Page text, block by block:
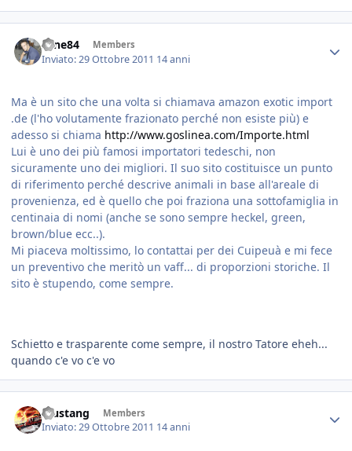
sane84 Members
Inviato:29 Ottobre 2011 14 anni
Ma è un sito che una volta si chiamava amazon exotic import
.de (l'ho volutamente frazionato perché non esiste più) e
adesso si chiama http://www.goslinea.com/Importe.html
Lui è uno dei più famosi importatori tedeschi, non
sicuramente uno dei migliori. Il suo sito costituisce un punto
di riferimento perché descrive animali in base all'areale di
provenienza, ed è quello che poi fraziona una sottofamiglia in
centinaia di nomi (anche se sono sempre heckel, green,
brown/blue ecc..).
Mi piaceva moltissimo, lo contattai per dei Cuipeuà e mi fece
un preventivo che meritò un vaff... di proporzioni storiche. Il
sito è stupendo, come sempre.
Schietto e trasparente come sempre, il nostro Tatore eheh...
quando c'e vo c'e vo
Mustang Members
Inviato:29 Ottobre 2011 14 anni